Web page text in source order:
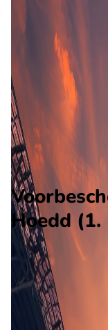
5 sep 14:00
Alle wedstrijden
Aasane - Hoedd
Opstellingen
Voorspelling
Voorbeschouwing
Hoedd
Op september 5
wedstrijd wordt
Norway 2.